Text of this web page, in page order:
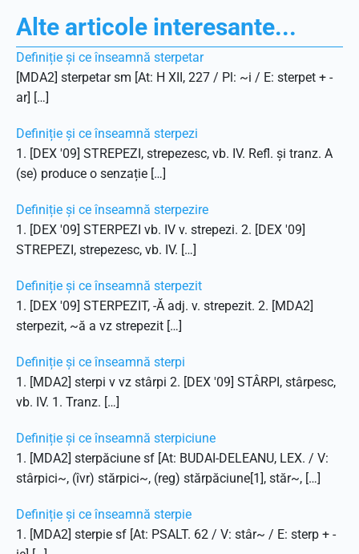
Alte articole interesante...
Definiție și ce înseamnă sterpetar
[MDA2] sterpetar sm [At: H XII, 227 / Pl: ~i / E: sterpet + -
ar] […]
Definiție și ce înseamnă sterpezi
1. [DEX '09] STREPEZI, strepezesc, vb. IV. Refl. și tranz. A
(se) produce o senzație […]
Definiție și ce înseamnă sterpezire
1. [DEX '09] STERPEZI vb. IV v. strepezi. 2. [DEX '09]
STREPEZI, strepezesc, vb. IV. […]
Definiție și ce înseamnă sterpezit
1. [DEX '09] STERPEZIT, -Ă adj. v. strepezit. 2. [MDA2]
sterpezit, ~ă a vz strepezit […]
Definiție și ce înseamnă sterpi
1. [MDA2] sterpi v vz stârpi 2. [DEX '09] STÂRPI, stârpesc,
vb. IV. 1. Tranz. […]
Definiție și ce înseamnă sterpiciune
1. [MDA2] sterpăciune sf [At: BUDAI-DELEANU, LEX. / V:
stârpici~, (îvr) stărpici~, (reg) stărpăciune[1], stăr~, […]
Definiție și ce înseamnă sterpie
1. [MDA2] sterpie sf [At: PSALT. 62 / V: stâr~ / E: sterp + -